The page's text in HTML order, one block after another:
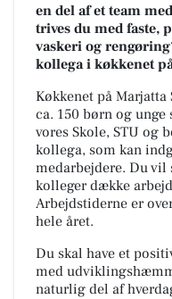
en del af et team
trives du med faste,
vaskeri og
kollega i køkkenet
Køkkenet på
ca. 150 børn og
vores Skole, STU og
kollega, som kan
medarbejdere. Du vil
kolleger dække
Arbejdstiderne er
hele året.
Du skal have et
med
naturlig del af